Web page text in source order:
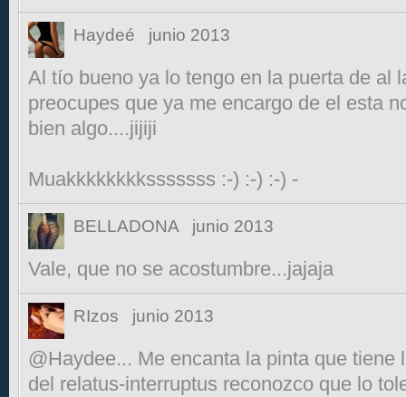
Haydeé junio 2013
Al tío bueno ya lo tengo en la puerta de al
preocupes que ya me encargo de el esta
bien algo....jijiji
Muakkkkkkkksssssss :-) :-) :-) -
BELLADONA junio 2013
Vale, que no se acostumbre...jajaja
RIzos junio 2013
@Haydee... Me encanta la pinta que tiene
del relatus-interruptus reconozco que lo